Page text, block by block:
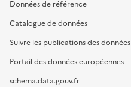
Données de référence
Catalogue de données
Suivre les publications des données
Portail des données européennes
schema.data.gouv.fr